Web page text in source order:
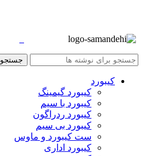
جستجو
کیبورد
کیبورد گیمینگ
کیبورد با سیم
کیبورد ردراگون
کیبورد بی سیم
ست کیبورد و ماوس
کیبورد اداری